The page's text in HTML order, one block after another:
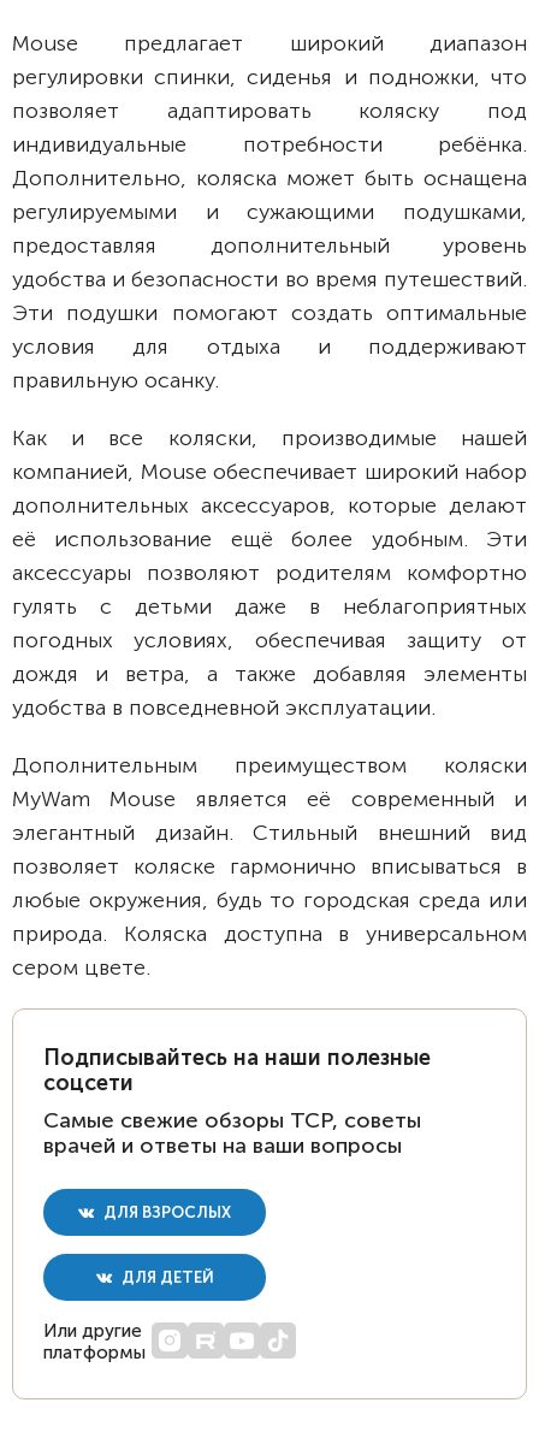
Mouse предлагает широкий диапазон
регулировки спинки, сиденья и подножки, что
позволяет адаптировать коляску под
индивидуальные потребности ребёнка.
Дополнительно, коляска может быть оснащена
регулируемыми и сужающими подушками,
предоставляя дополнительный уровень
удобства и безопасности во время путешествий.
Эти подушки помогают создать оптимальные
условия для отдыха и поддерживают
правильную осанку.
Как и все коляски, производимые нашей
компанией, Mouse обеспечивает широкий набор
дополнительных аксессуаров, которые делают
её использование ещё более удобным. Эти
аксессуары позволяют родителям комфортно
гулять с детьми даже в неблагоприятных
погодных условиях, обеспечивая защиту от
дождя и ветра, а также добавляя элементы
удобства в повседневной эксплуатации.
Дополнительным преимуществом коляски
MyWam Mouse является её современный и
элегантный дизайн. Стильный внешний вид
позволяет коляске гармонично вписываться в
любые окружения, будь то городская среда или
природа. Коляска доступна в универсальном
сером цвете.
Подписывайтесь на наши полезные
соцсети
Самые свежие обзоры ТСР, советы
врачей и ответы на ваши вопросы
ДЛЯ ВЗРОСЛЫХ
ДЛЯ ДЕТЕЙ
Или другие
платформы